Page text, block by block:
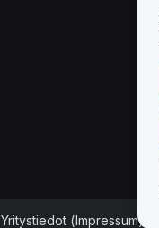
Yritystiedot (Impressum)